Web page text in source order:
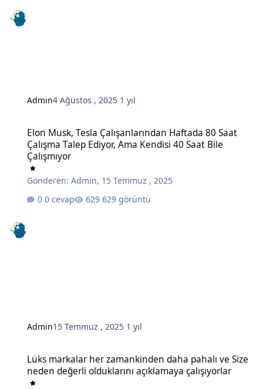
Admin4 Ağustos , 2025 1 yıl
Elon Musk, Tesla Çalışanlarından Haftada 80 Saat
Çalışma Talep Ediyor, Ama Kendisi 40 Saat Bile
Çalışmıyor
Gönderen:Admin, 15 Temmuz , 2025
0 cevap
629 görüntü
Admin15 Temmuz , 2025 1 yıl
Lüks markalar her zamankinden daha pahalı ve Size
neden değerli olduklarını açıklamaya çalışıyorlar